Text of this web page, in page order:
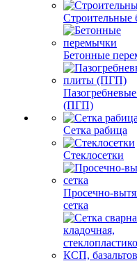
Строительные
Бетонные
(ПГП)
Сетка рабица
Стеклосетки
Просечно-
сетка